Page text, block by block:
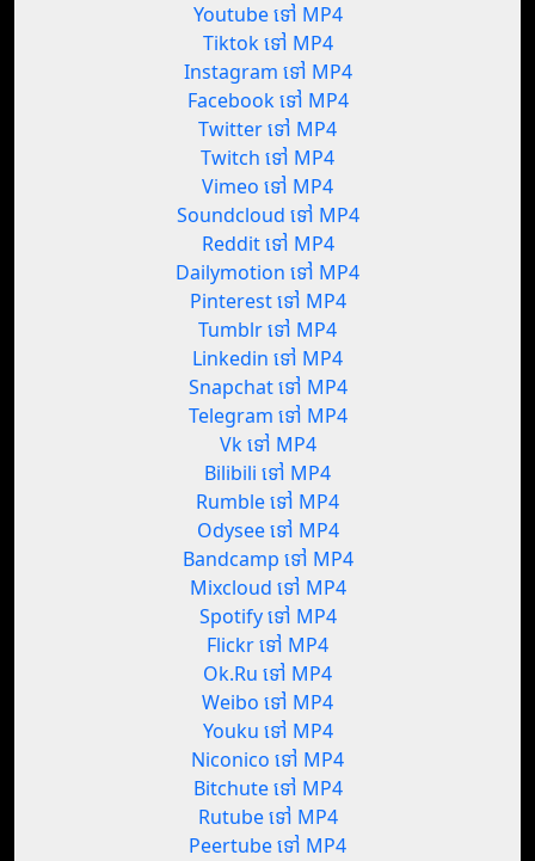
Youtube ទៅ MP4
Tiktok ទៅ MP4
Instagram ទៅ MP4
Facebook ទៅ MP4
Twitter ទៅ MP4
Twitch ទៅ MP4
Vimeo ទៅ MP4
Soundcloud ទៅ MP4
Reddit ទៅ MP4
Dailymotion ទៅ MP4
Pinterest ទៅ MP4
Tumblr ទៅ MP4
Linkedin ទៅ MP4
Snapchat ទៅ MP4
Telegram ទៅ MP4
Vk ទៅ MP4
Bilibili ទៅ MP4
Rumble ទៅ MP4
Odysee ទៅ MP4
Bandcamp ទៅ MP4
Mixcloud ទៅ MP4
Spotify ទៅ MP4
Flickr ទៅ MP4
Ok.Ru ទៅ MP4
Weibo ទៅ MP4
Youku ទៅ MP4
Niconico ទៅ MP4
Bitchute ទៅ MP4
Rutube ទៅ MP4
Peertube ទៅ MP4